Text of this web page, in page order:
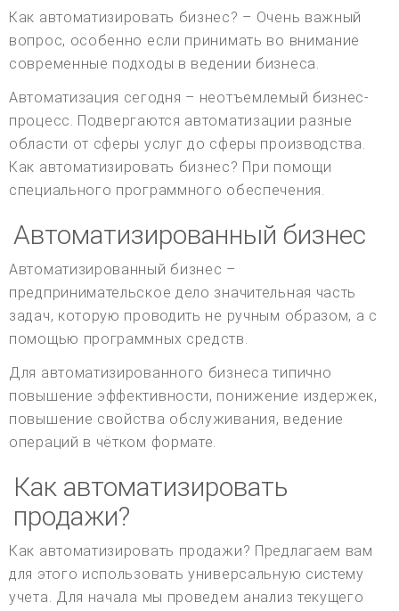
Как автоматизировать бизнес? – Очень важный
вопрос, особенно если принимать во внимание
современные подходы в ведении бизнеса.
Автоматизация сегодня – неотъемлемый бизнес-
процесс. Подвергаются автоматизации разные
области от сферы услуг до сферы производства.
Как автоматизировать бизнес? При помощи
специального программного обеспечения.
Автоматизированный бизнес
Автоматизированный бизнес –
предпринимательское дело значительная часть
задач, которую проводить не ручным образом, а с
помощью программных средств.
Для автоматизированного бизнеса типично
повышение эффективности, понижение издержек,
повышение свойства обслуживания, ведение
операций в чётком формате.
Как автоматизировать
продажи?
Как автоматизировать продажи? Предлагаем вам
для этого использовать универсальную систему
учета. Для начала мы проведем анализ текущего